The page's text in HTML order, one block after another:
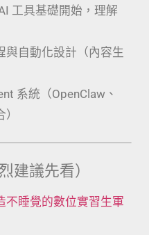
工具基礎開始，理解
與自動化設計（內容生
系統（OpenClaw、
建議先看）
不睡覺的數位實習生軍